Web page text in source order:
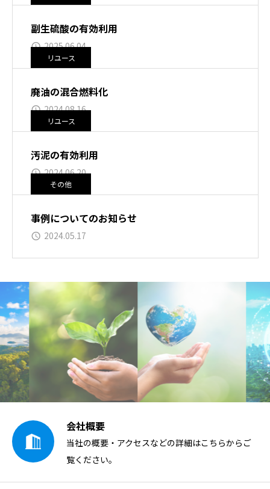
副生硫酸の有効利用
2025.06.04
リユース
廃油の混合燃料化
2024.08.16
リユース
汚泥の有効利用
2024.06.20
その他
事例についてのお知らせ
2024.05.17
会社概要
当社の概要・アクセスなどの詳細はこちらからご
覧ください。